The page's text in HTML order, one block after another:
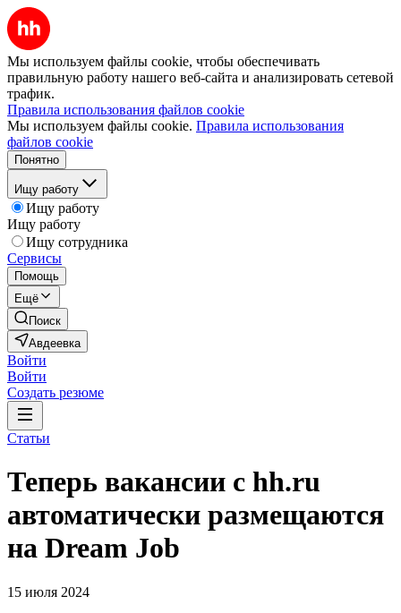
Мы используем файлы cookie, чтобы обеспечивать
правильную работу нашего веб-сайта и анализировать сетевой
трафик.
Правила использования файлов cookie
Мы используем файлы cookie. Правила использования
файлов cookie
Понятно
Ищу работу
Ищу работу
Ищу работу
Ищу сотрудника
Сервисы
Помощь
Ещё
Поиск
Авдеевка
Войти
Войти
Создать резюме
Статьи
Теперь вакансии с hh.ru
автоматически размещаются
на Dream Job
15 июля 2024